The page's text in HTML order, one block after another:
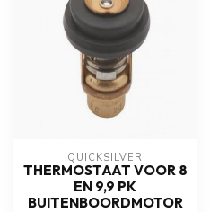
QUICKSILVER
THERMOSTAAT VOOR 8
EN 9,9 PK
BUITENBOORDMOTOR